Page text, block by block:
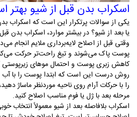
اسکراب بدن قبل از شیو بهتر
یکی از سوالات پرتکرار این است که اسکراب
یا بعد از شیو؟ در بیشتر موارد، اسکراب بدن
وقتی قبل از اصلاح لایه‌برداری ملایم انجام
پوست پاک می‌شوند و تیغ راحت‌تر حرکت
کاهش زبری پوست و احتمال موهای
روش درست این است که ابتدا پوست را با آب
را با حرکات آرام روی ناحیه موردنظر ماساژ
مرحله بعد با ژل یا فوم مناسب اصلاح کنید.
اسکراب بلافاصله بعد از شیو معمولاً